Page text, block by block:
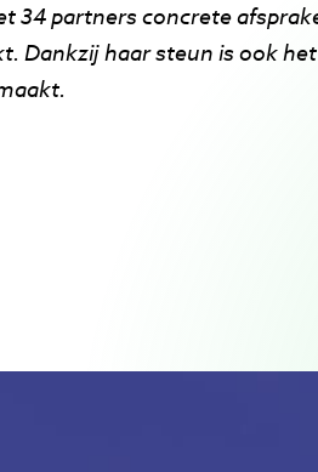
34 partners concrete
Dankzij haar steun is ook het